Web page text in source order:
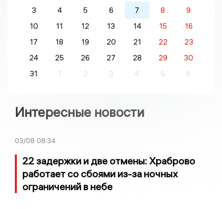
3
4 5 6 7 8
9
10
11 12 13 14 15
16
17
18 19 20 21 22
23
24
25 26 27 28 29
30
31
1 2 3 4 5 6
Интересные новости
03/08 08:34
22 задержки и две отмены: Храброво
работает со сбоями из-за ночных
ограничений в небе